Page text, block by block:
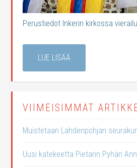
Perustiedot Inkerin kirkossa
LUE LISÄÄ
VIIMEISIMMÄT
Muistetaan Lahdenpohjan
Uusi katekeetta Pietarin Pyhän